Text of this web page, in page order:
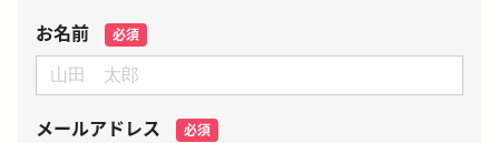
お名前
必須
メールアドレス 必須